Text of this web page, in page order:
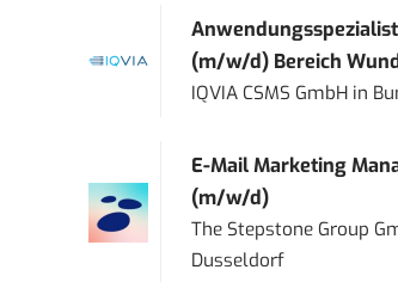
(m/w/d) Bereich
IQVIA CSMS GmbH in
E-Mail Marketing
(m/w/d)
The Stepstone Group
Dusseldorf